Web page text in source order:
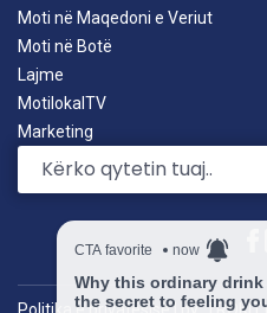
Moti në Maqedoni e Veriut
Moti në Botë
Lajme
MotilokalTV
Marketing